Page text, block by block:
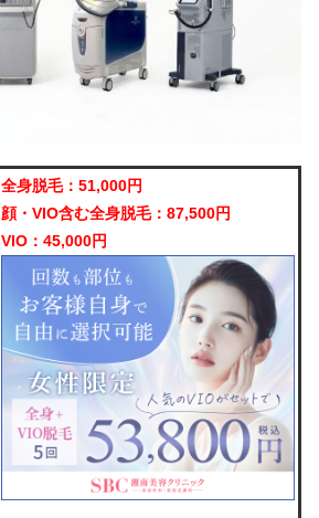
全身脱毛：51,000円
顔・VIO含む全身脱毛：87,500円
VIO：45,000円